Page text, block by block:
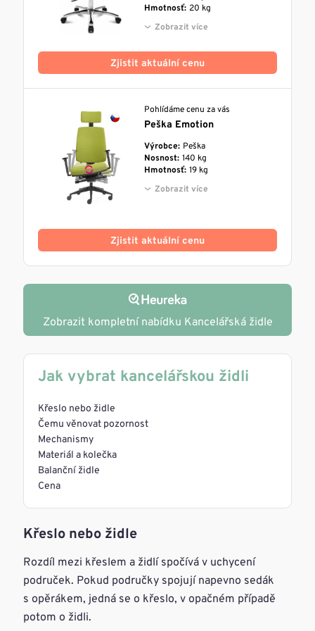
Hmotnosť: 20 kg
Zobrazit více
Zjistit aktuální cenu
Pohlídáme cenu za vás
Peška Emotion
Výrobce: Peška
Nosnost: 140 kg
Hmotnosť: 19 kg
Zobrazit více
Zjistit aktuální cenu
Zobrazit kompletní nabídku Kancelářská židle
Jak vybrat kancelářskou židli
Křeslo nebo židle
Čemu věnovat pozornost
Mechanismy
Materiál a kolečka
Balanční židle
Cena
Křeslo nebo židle
Rozdíl mezi křeslem a židlí spočívá v uchycení
područek. Pokud područky spojují napevno sedák
s opěrákem, jedná se o křeslo, v opačném případě
potom o židli.